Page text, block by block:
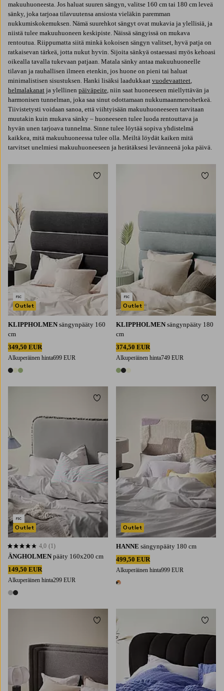
makuuhuoneesta. Jos haluat suuren sängyn, valitse 160 cm tai 180 cm leveä
sänky, joka tarjoaa tilavuutensa ansiosta vieläkin paremman
nukkumiskokemuksen. Nämä suurehkot sängyt ovat mukavia ja ylellisiä, ja
niistä tulee makuuhuoneen keskipiste. Näissä sängyissä on mukava
rentoutua. Riippumatta siitä minkä kokoisen sängyn valitset, hyvä patja on
ratkaisevan tärkeä, jotta nukut hyvin. Sijoita sänkyä ostaessasi myös kehoasi
oikealla tavalla tukevaan patjaan. Matala sänky antaa makuuhuoneelle
tilavan ja rauhallisen ilmeen etenkin, jos huone on pieni tai haluat
minimalistisen sisustuksen. Hanki lisäksi laadukkaat vuodevaatteet,
helmalakanat ja ylellinen päiväpeite, niin saat huoneeseen miellyttävän ja
harmonisen tunnelman, joka saa sinut odottamaan nukkumaanmenohetkeä.
Tiivistetysti voidaan sanoa, että viihtyisään makuuhuoneeseen tarvitaan
muutakin kuin mukava sänky – huoneeseen tulee luoda rentouttava ja
hyvän unen tarjoava tunnelma. Sinne tulee löytää sopiva yhdistelmä
kaikkea, mitä makuuhuoneessa tulee olla. Meiltä löydät kaiken mitä
tarvitset unelmiesi makuuhuoneeseen ja herätäksesi levänneenä joka päivä.
KLIPPHOLMEN sängynpääty 160
cm
349,50 EUR
Alkuperäinen hinta699 EUR
3 värejä
Outlet
Lisää suosikkeihin
KLIPPHOLMEN sängynpääty 180
cm
374,50 EUR
Alkuperäinen hinta749 EUR
3 värejä
Outlet
Lisää
ÄNGHOLMEN pääty 160x200 cm
149,50 EUR
Alkuperäinen hinta299 EUR
2 värejä
4,0 perustuen 1 arvosanaan
4,0 (1)
Outlet
Lisää suosikkeihin
HANNE sängynpääty 180 cm
499,50 EUR
Alkuperäinen hinta999 EUR
1 väri
Outlet
Lisää
Lisää suosikkeihin Lisää